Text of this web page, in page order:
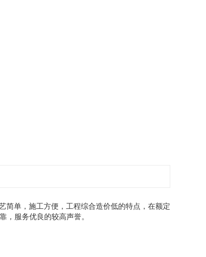
简单，施工方便，工程综合造价低的特点，在额定
，服务优良的较高声誉。